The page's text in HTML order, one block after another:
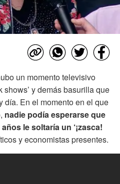
un momento televisivo
shows’ y demás basurilla que
día. En el momento en el que
nadie podía esperarse que
le soltaría un ‘¡zasca!
y economistas presentes.